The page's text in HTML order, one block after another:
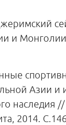
и
Азии и
наследия
2014.